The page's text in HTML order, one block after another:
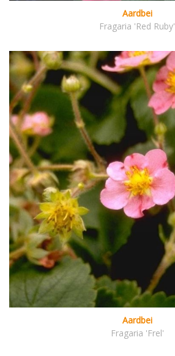
Aardbei
Fragaria 'Red Ruby'
Aardbei
Fragaria 'Frel'